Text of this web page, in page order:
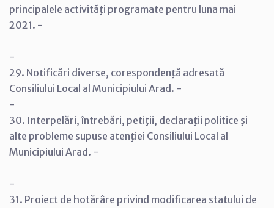
principalele activităţi programate pentru luna mai
2021. -
-
29. Notificări diverse, corespondenţă adresată
Consiliului Local al Municipiului Arad. -
-
30. Interpelări, întrebări, petiţii, declaraţii politice şi
alte probleme supuse atenţiei Consiliului Local al
Municipiului Arad. -
-
31. Proiect de hotărâre privind modificarea statului de